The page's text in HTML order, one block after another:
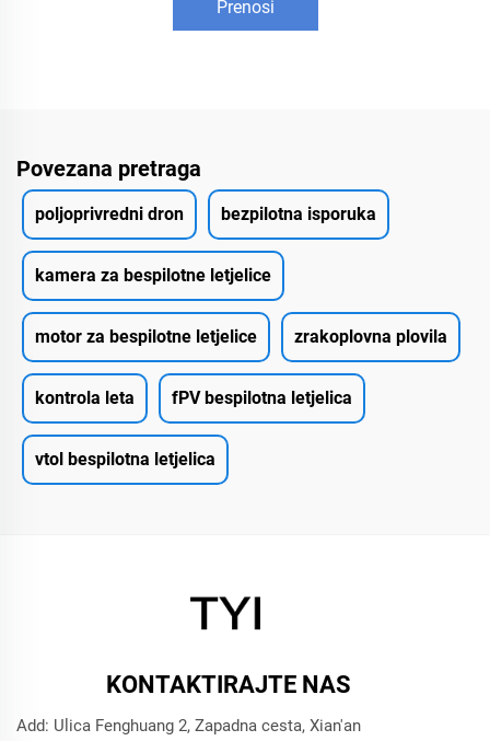
Prenosi
Povezana pretraga
poljoprivredni dron bezpilotna isporuka
kamera za bespilotne letjelice
motor za bespilotne letjelice zrakoplovna plovila
kontrola leta fPV bespilotna letjelica
vtol bespilotna letjelica
KONTAKTIRAJTE NAS
Add: Ulica Fenghuang 2, Zapadna cesta, Xian'an